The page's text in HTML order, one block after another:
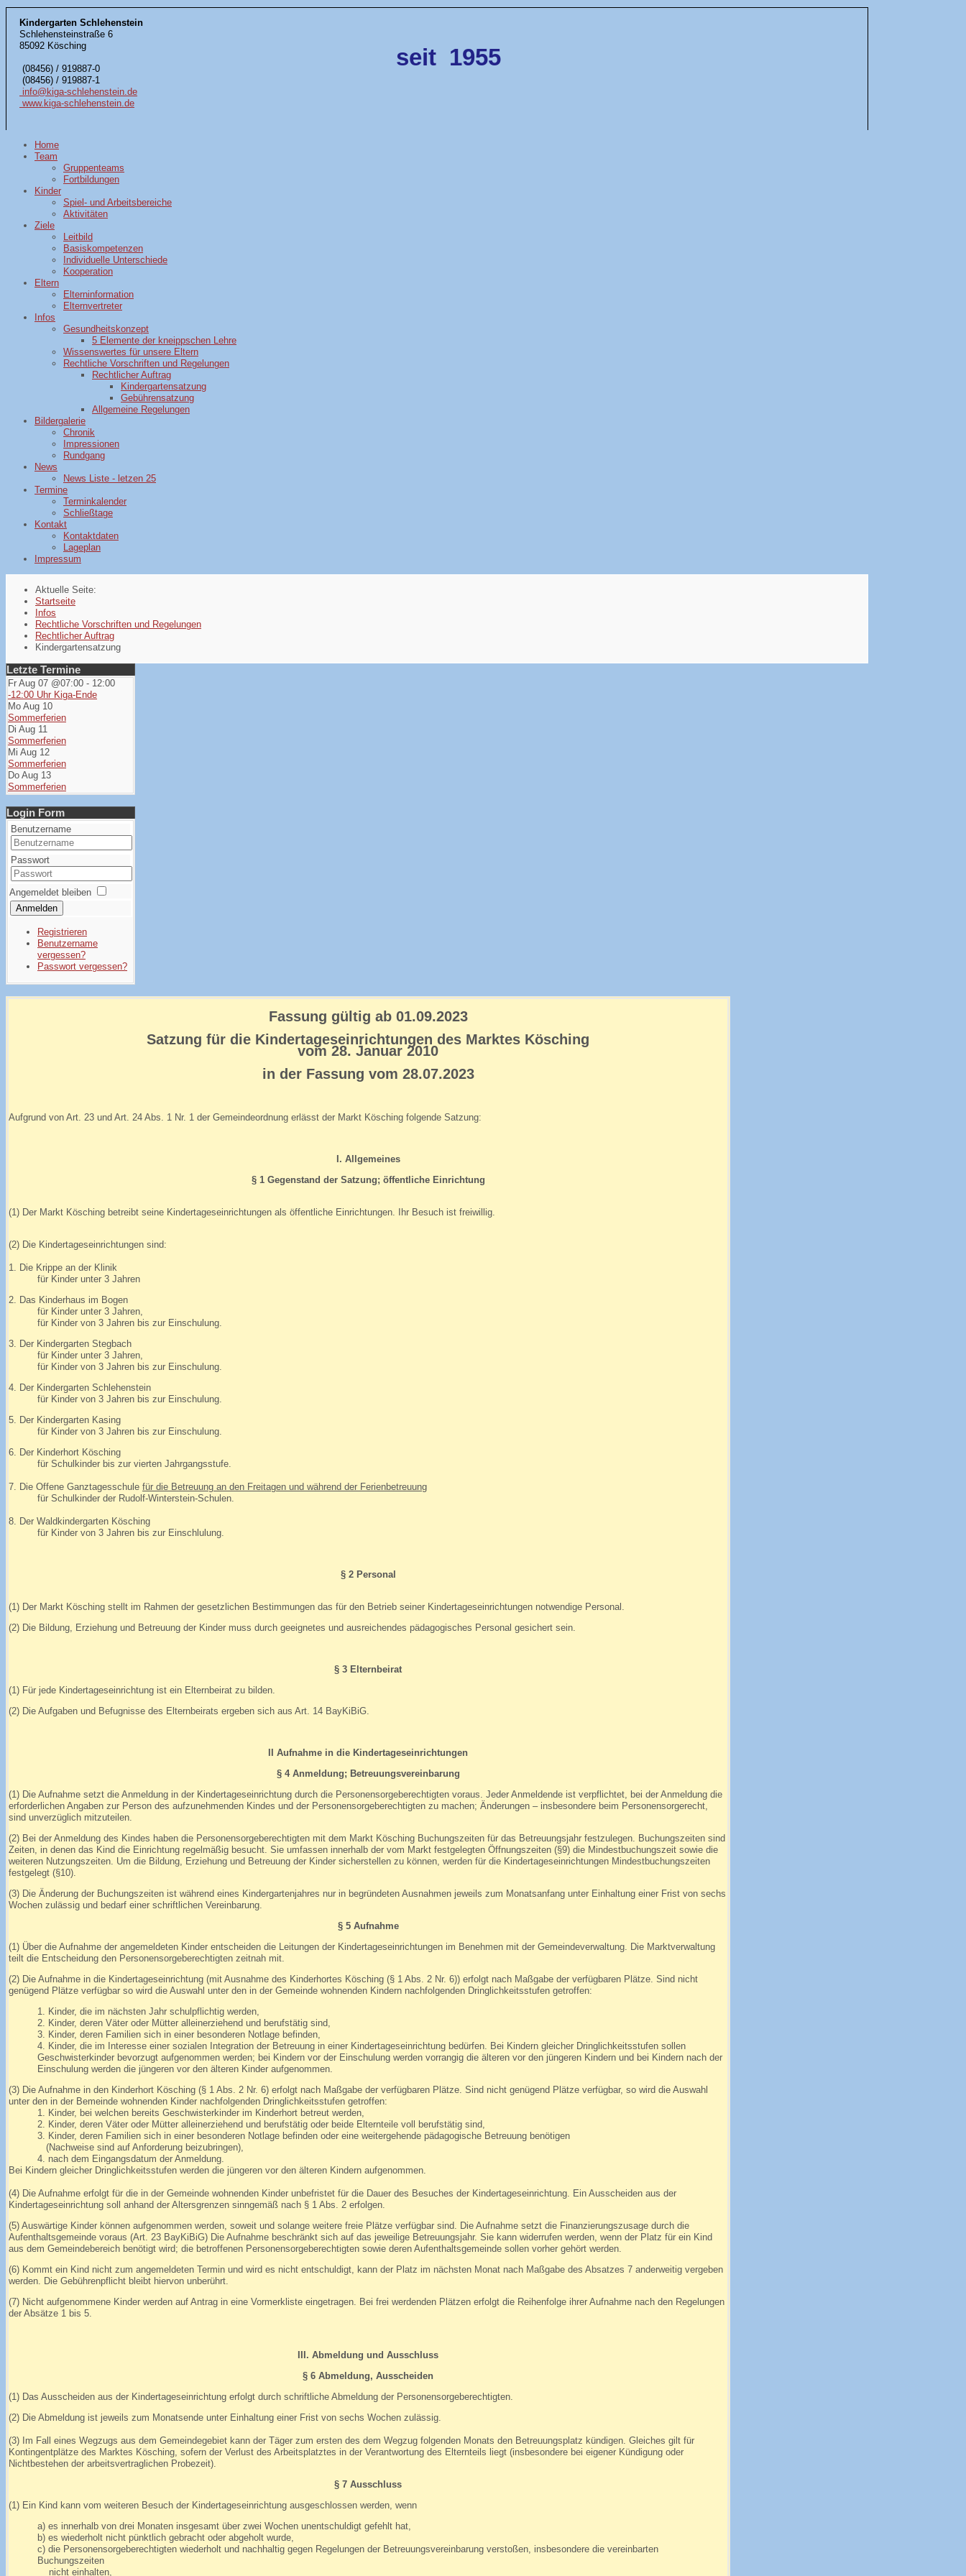
Kindergarten Schlehenstein
Schlehensteinstraße 6
85092 Kösching
(08456) / 919887-0
(08456) / 919887-1
info@kiga-schlehenstein.de
www.kiga-schlehenstein.de
seit 1955
Home
Team
Gruppenteams
Fortbildungen
Kinder
Spiel- und Arbeitsbereiche
Aktivitäten
Ziele
Leitbild
Basiskompetenzen
Individuelle Unterschiede
Kooperation
Eltern
Elterninformation
Elternvertreter
Infos
Gesundheitskonzept
5 Elemente der kneippschen Lehre
Wissenswertes für unsere Eltern
Rechtliche Vorschriften und Regelungen
Rechtlicher Auftrag
Kindergartensatzung
Gebührensatzung
Allgemeine Regelungen
Bildergalerie
Chronik
Impressionen
Rundgang
News
News Liste - letzen 25
Termine
Terminkalender
Schließtage
Kontakt
Kontaktdaten
Lageplan
Impressum
Aktuelle Seite:
Startseite
Infos
Rechtliche Vorschriften und Regelungen
Rechtlicher Auftrag
Kindergartensatzung
Letzte Termine
Fr Aug 07 @07:00 - 12:00
-12:00 Uhr Kiga-Ende
Mo Aug 10
Sommerferien
Di Aug 11
Sommerferien
Mi Aug 12
Sommerferien
Do Aug 13
Sommerferien
Login Form
Benutzername
Passwort
Angemeldet bleiben
Anmelden
Registrieren
Benutzername
vergessen?
Passwort vergessen?
Fassung gültig ab 01.09.2023
Satzung für die Kindertageseinrichtungen des Marktes Kösching
vom 28. Januar 2010
in der Fassung vom 28.07.2023
Aufgrund von Art. 23 und Art. 24 Abs. 1 Nr. 1 der Gemeindeordnung erlässt der Markt Kösching folgende Satzung:
I. Allgemeines
§ 1 Gegenstand der Satzung; öffentliche Einrichtung
(1) Der Markt Kösching betreibt seine Kindertageseinrichtungen als öffentliche Einrichtungen. Ihr Besuch ist freiwillig.
(2) Die Kindertageseinrichtungen sind:
1. Die Krippe an der Klinik
für Kinder unter 3 Jahren
2. Das Kinderhaus im Bogen
für Kinder unter 3 Jahren,
für Kinder von 3 Jahren bis zur Einschulung.
3. Der Kindergarten Stegbach
für Kinder unter 3 Jahren,
für Kinder von 3 Jahren bis zur Einschulung.
4. Der Kindergarten Schlehenstein
für Kinder von 3 Jahren bis zur Einschulung.
5. Der Kindergarten Kasing
für Kinder von 3 Jahren bis zur Einschulung.
6. Der Kinderhort Kösching
für Schulkinder bis zur vierten Jahrgangsstufe.
7. Die Offene Ganztagesschule für die Betreuung an den Freitagen und während der Ferienbetreuung
für Schulkinder der Rudolf-Winterstein-Schulen.
8. Der Waldkindergarten Kösching
für Kinder von 3 Jahren bis zur Einschlulung.
§ 2 Personal
(1) Der Markt Kösching stellt im Rahmen der gesetzlichen Bestimmungen das für den Betrieb seiner Kindertageseinrichtungen notwendige Personal.
(2) Die Bildung, Erziehung und Betreuung der Kinder muss durch geeignetes und ausreichendes pädagogisches Personal gesichert sein.
§ 3 Elternbeirat
(1) Für jede Kindertageseinrichtung ist ein Elternbeirat zu bilden.
(2) Die Aufgaben und Befugnisse des Elternbeirats ergeben sich aus Art. 14 BayKiBiG.
II Aufnahme in die Kindertageseinrichtungen
§ 4 Anmeldung; Betreuungsvereinbarung
(1) Die Aufnahme setzt die Anmeldung in der Kindertageseinrichtung durch die Personensorgeberechtigten voraus. Jeder Anmeldende ist verpflichtet, bei der Anmeldung die
erforderlichen Angaben zur Person des aufzunehmenden Kindes und der Personensorgeberechtigten zu machen; Änderungen – insbesondere beim Personensorgerecht,
sind unverzüglich mitzuteilen.
(2) Bei der Anmeldung des Kindes haben die Personensorgeberechtigten mit dem Markt Kösching Buchungszeiten für das Betreuungsjahr festzulegen. Buchungszeiten sind
Zeiten, in denen das Kind die Einrichtung regelmäßig besucht. Sie umfassen innerhalb der vom Markt festgelegten Öffnungszeiten (§9) die Mindestbuchungszeit sowie die
weiteren Nutzungszeiten. Um die Bildung, Erziehung und Betreuung der Kinder sicherstellen zu können, werden für die Kindertageseinrichtungen Mindestbuchungszeiten
festgelegt (§10).
(3) Die Änderung der Buchungszeiten ist während eines Kindergartenjahres nur in begründeten Ausnahmen jeweils zum Monatsanfang unter Einhaltung einer Frist von sechs
Wochen zulässig und bedarf einer schriftlichen Vereinbarung.
§ 5 Aufnahme
(1) Über die Aufnahme der angemeldeten Kinder entscheiden die Leitungen der Kindertageseinrichtungen im Benehmen mit der Gemeindeverwaltung. Die Marktverwaltung
teilt die Entscheidung den Personensorgeberechtigten zeitnah mit.
(2) Die Aufnahme in die Kindertageseinrichtung (mit Ausnahme des Kinderhortes Kösching (§ 1 Abs. 2 Nr. 6)) erfolgt nach Maßgabe der verfügbaren Plätze. Sind nicht
genügend Plätze verfügbar so wird die Auswahl unter den in der Gemeinde wohnenden Kindern nachfolgenden Dringlichkeitsstufen getroffen:
1. Kinder, die im nächsten Jahr schulpflichtig werden,
2. Kinder, deren Väter oder Mütter alleinerziehend und berufstätig sind,
3. Kinder, deren Familien sich in einer besonderen Notlage befinden,
4. Kinder, die im Interesse einer sozialen Integration der Betreuung in einer Kindertageseinrichtung bedürfen. Bei Kindern gleicher Dringlichkeitsstufen sollen
Geschwisterkinder bevorzugt aufgenommen werden; bei Kindern vor der Einschulung werden vorrangig die älteren vor den jüngeren Kindern und bei Kindern nach der
Einschulung werden die jüngeren vor den älteren Kinder aufgenommen.
(3) Die Aufnahme in den Kinderhort Kösching (§ 1 Abs. 2 Nr. 6) erfolgt nach Maßgabe der verfügbaren Plätze. Sind nicht genügend Plätze verfügbar, so wird die Auswahl
unter den in der Bemeinde wohnenden Kinder nachfolgenden Dringlichkeitsstufen getroffen:
1. Kinder, bei welchen bereits Geschwisterkinder im Kinderhort betreut werden,
2. Kinder, deren Väter oder Mütter alleinerziehend und berufstätig oder beide Elternteile voll berufstätig sind,
3. Kinder, deren Familien sich in einer besonderen Notlage befinden oder eine weitergehende pädagogische Betreuung benötigen
(Nachweise sind auf Anforderung beizubringen),
4. nach dem Eingangsdatum der Anmeldung.
Bei Kindern gleicher Dringlichkeitsstufen werden die jüngeren vor den älteren Kindern aufgenommen.
(4) Die Aufnahme erfolgt für die in der Gemeinde wohnenden Kinder unbefristet für die Dauer des Besuches der Kindertageseinrichtung. Ein Ausscheiden aus der
Kindertageseinrichtung soll anhand der Altersgrenzen sinngemäß nach § 1 Abs. 2 erfolgen.
(5) Auswärtige Kinder können aufgenommen werden, soweit und solange weitere freie Plätze verfügbar sind. Die Aufnahme setzt die Finanzierungszusage durch die
Aufenthaltsgemeinde voraus (Art. 23 BayKiBiG) Die Aufnahme beschränkt sich auf das jeweilige Betreuungsjahr. Sie kann widerrufen werden, wenn der Platz für ein Kind
aus dem Gemeindebereich benötigt wird; die betroffenen Personensorgeberechtigten sowie deren Aufenthaltsgemeinde sollen vorher gehört werden.
(6) Kommt ein Kind nicht zum angemeldeten Termin und wird es nicht entschuldigt, kann der Platz im nächsten Monat nach Maßgabe des Absatzes 7 anderweitig vergeben
werden. Die Gebührenpflicht bleibt hiervon unberührt.
(7) Nicht aufgenommene Kinder werden auf Antrag in eine Vormerkliste eingetragen. Bei frei werdenden Plätzen erfolgt die Reihenfolge ihrer Aufnahme nach den Regelungen
der Absätze 1 bis 5.
III. Abmeldung und Ausschluss
§ 6 Abmeldung, Ausscheiden
(1) Das Ausscheiden aus der Kindertageseinrichtung erfolgt durch schriftliche Abmeldung der Personensorgeberechtigten.
(2) Die Abmeldung ist jeweils zum Monatsende unter Einhaltung einer Frist von sechs Wochen zulässig.
(3) Im Fall eines Wegzugs aus dem Gemeindegebiet kann der Täger zum ersten des dem Wegzug folgenden Monats den Betreuungsplatz kündigen. Gleiches gilt für
Kontingentplätze des Marktes Kösching, sofern der Verlust des Arbeitsplatztes in der Verantwortung des Elternteils liegt (insbesondere bei eigener Kündigung oder
Nichtbestehen der arbeitsvertraglichen Probezeit).
§ 7 Ausschluss
(1) Ein Kind kann vom weiteren Besuch der Kindertageseinrichtung ausgeschlossen werden, wenn
a) es innerhalb von drei Monaten insgesamt über zwei Wochen unentschuldigt gefehlt hat,
b) es wiederholt nicht pünktlich gebracht oder abgeholt wurde,
c) die Personensorgeberechtigten wiederholt und nachhaltig gegen Regelungen der Betreuungsvereinbarung verstoßen, insbesondere die vereinbarten
Buchungszeiten
nicht einhalten,